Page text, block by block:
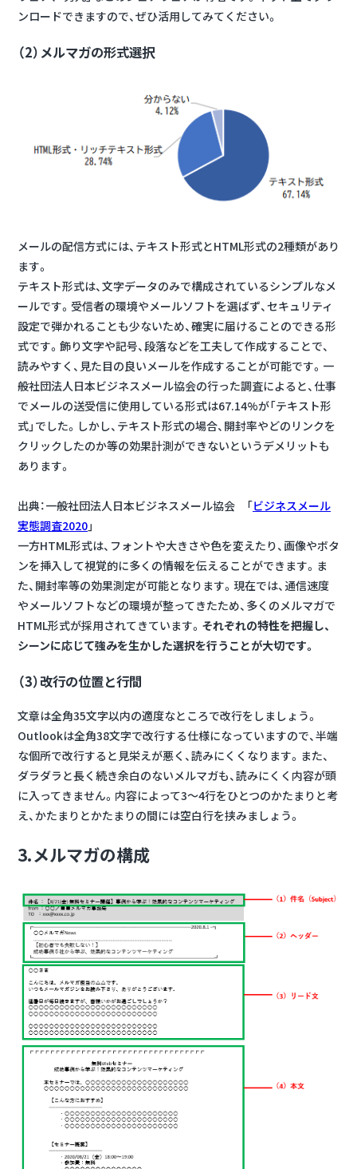
ンロードできますので、ぜひ活用してみてください。
（2）メルマガの形式選択
メールの配信方式には、テキスト形式とHTML形式の2種類があり
ます。
テキスト形式は、文字データのみで構成されているシンプルなメ
ールです。受信者の環境やメールソフトを選ばず、セキュリティ
設定で弾かれることも少ないため、確実に届けることのできる形
式です。飾り文字や記号、段落などを工夫して作成することで、
読みやすく、見た目の良いメールを作成することが可能です。一
般社団法人日本ビジネスメール協会の行った調査によると、仕事
でメールの送受信に使用している形式は67.14%が「テキスト形
式」でした。しかし、テキスト形式の場合、開封率やどのリンクを
クリックしたのか等の効果計測ができないというデメリットも
あります。
出典：一般社団法人日本ビジネスメール協会 「ビジネスメール
実態調査2020」
一方HTML形式は、フォントや大きさや色を変えたり、画像やボタ
ンを挿入して視覚的に多くの情報を伝えることができます。ま
た、開封率等の効果測定が可能となります。現在では、通信速度
やメールソフトなどの環境が整ってきたため、多くのメルマガで
HTML形式が採用されてきています。 それぞれの特性を把握し、
シーンに応じて強みを生かした選択を行うことが大切です。
（3）改行の位置と行間
文章は全角35文字以内の適度なところで改行をしましょう。
Outlookは全角38文字で改行する仕様になっていますので、半端
な個所で改行すると見栄えが悪く、読みにくくなります。また、
ダラダラと長く続き余白のないメルマガも、読みにくく内容が頭
に入ってきません。内容によって3～4行をひとつのかたまりと考
え、かたまりとかたまりの間には空白行を挟みましょう。
3.メルマガの構成